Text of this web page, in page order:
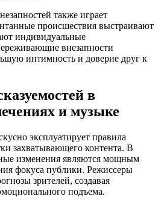
также играет
происшествия выстраивают
индивидуальные
внезапности
интимность и доверие друг к
в
и музыке
эксплуатирует правила
захватывающего контента. В
изменения являются мощным
фокуса публики. Режиссеры
зрителей, создавая
подъема.